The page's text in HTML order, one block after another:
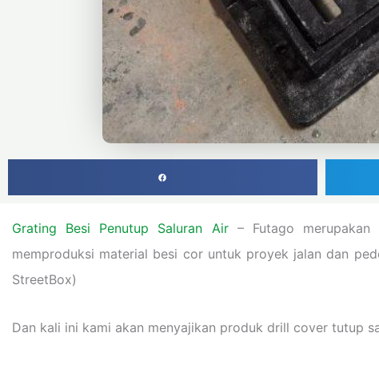
Grating Besi Penutup Saluran Air– Futago merupakan
memproduksi material besi cor untuk proyek jalan dan
StreetBox)
Dan kali ini kami akan menyajikan produk drill cover tutup